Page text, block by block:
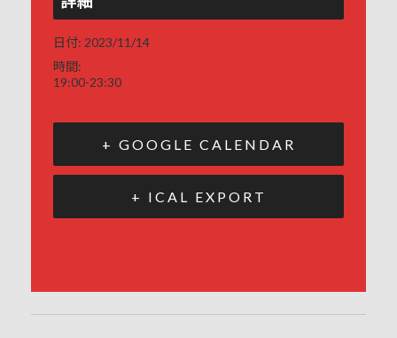
日付: 2023/11/14
時間:
19:00-23:30
+ GOOGLE CALENDAR
+ ICAL EXPORT